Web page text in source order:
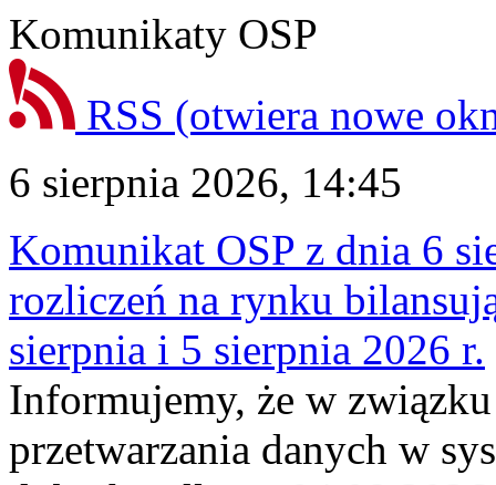
Komunikaty OSP
RSS (otwiera nowe
6 sierpnia 2026, 14:45
Komunikat OSP z dnia 6
rozliczeń na rynku
sierpnia i 5 sierpnia 2026 r.
Informujemy, że w
przetwarzania danych w